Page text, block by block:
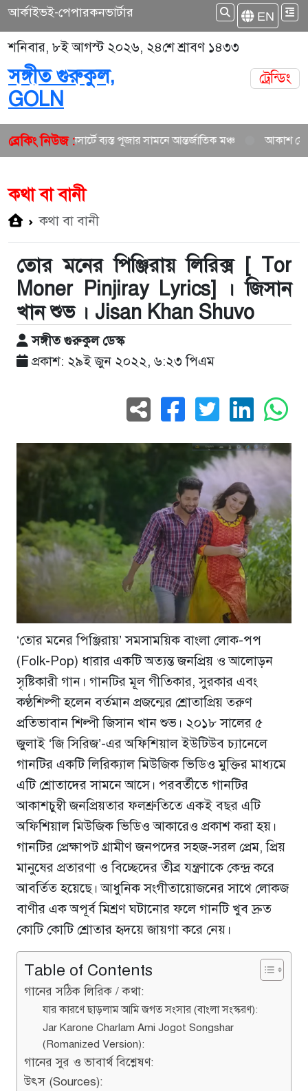
আর্কাইভই-পেপারকনভার্টার EN
শনিবার, ৮ই আগস্ট ২০২৬, ২৪শে শ্রাবণ ১৪৩৩
সঙ্গীত গুরুকুল,
GOLN
ট্রেন্ডিং
ব্রেকিং নিউজ :
গান ও কনসার্টে ব্যস্ত পূজার সামনে আন্তর্জাতিক মঞ্চ আকাশ সেন ও
কথা বা বানী
কথা বা বানী
তোর মনের পিঞ্জিরায় লিরিক্স [ Tor
Moner Pinjiray Lyrics] । জিসান
খান শুভ । Jisan Khan Shuvo
সঙ্গীত গুরুকুল ডেস্ক
প্রকাশ: ২৯ই জুন ২০২২, ৬:২৩ পিএম
‘তোর মনের পিঞ্জিরায়’ সমসাময়িক বাংলা লোক-পপ
(Folk-Pop) ধারার একটি অত্যন্ত জনপ্রিয় ও আলোড়ন
সৃষ্টিকারী গান। গানটির মূল গীতিকার, সুরকার এবং
কণ্ঠশিল্পী হলেন বর্তমান প্রজন্মের শ্রোতাপ্রিয় তরুণ
প্রতিভাবান শিল্পী জিসান খান শুভ। ২০১৮ সালের ৫
জুলাই ‘জি সিরিজ’-এর অফিশিয়াল ইউটিউব চ্যানেলে
গানটির একটি লিরিক্যাল মিউজিক ভিডিও মুক্তির মাধ্যমে
এটি শ্রোতাদের সামনে আসে। পরবর্তীতে গানটির
আকাশচুম্বী জনপ্রিয়তার ফলশ্রুতিতে একই বছর এটি
অফিশিয়াল মিউজিক ভিডিও আকারেও প্রকাশ করা হয়।
গানটির প্রেক্ষাপট গ্রামীণ জনপদের সহজ-সরল প্রেম, প্রিয়
মানুষের প্রতারণা ও বিচ্ছেদের তীব্র যন্ত্রণাকে কেন্দ্র করে
আবর্তিত হয়েছে। আধুনিক সংগীতায়োজনের সাথে লোকজ
বাণীর এক অপূর্ব মিশ্রণ ঘটানোর ফলে গানটি খুব দ্রুত
কোটি কোটি শ্রোতার হৃদয়ে জায়গা করে নেয়।
Table of Contents
গানের সঠিক লিরিক / কথা:
যার কারণে ছাড়লাম আমি জগত সংসার (বাংলা সংস্করণ):
Jar Karone Charlam Ami Jogot Songshar
(Romanized Version):
গানের সুর ও ভাবার্থ বিশ্লেষণ:
উৎস (Sources):